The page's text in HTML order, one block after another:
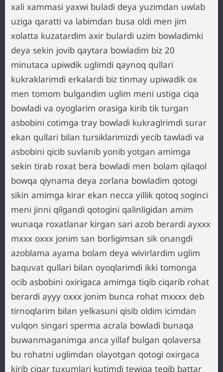
xali xammasi yaxwi buladi deya yuzimdan uwlab
uziga qaratti va labimdan busa oldi men jim
xolatta kuzatardim axir bulardi uzim bowladimki
deya sekin jovib qaytara bowladim biz 20
minutaca upiwdik uglimdi qaynoq qullari
kukraklarimdi erkalardi biz tinmay upiwadik ox
men tomom bulgandim uglim meni ustiga ciqa
bowladi va oyoglarim orasiga kirib tik turgan
asbobini cotimga tray bowladi kukraglrimdi surar
ekan qullari bilan tursiklarimizdi yecib tawladi va
asbobini qicib suvlanib yonib yotgan amimga
sekin tirab roxat bera bowladi men bolam qilaqol
bowqa qiynama deya zorlana bowladim qotogi
sikin amimga kirar ekan necca yillik qotoq soginci
meni jinni qilgandi qotogini qalinligidan amim
wunaqa roxatlanar kirgan sari azob berardi ayxxx
mxxx oxxx jonim san borligimsan sik onangdi
azoblama ayama bolam deya wivirlardim uglim
baquvat qullari bilan oyoqlarimdi ikki tomonga
ocib asbobini oxirigaca amimga tiqib ciqarib rohat
berardi ayyy oxxx jonim bunca rohat mxxxx deb
tirnoqlarim bilan yelkasuni qisib oldim icimdan
vulqon singari sperma acrala bowladi bunaqa
buwanmaganimga anca yillaf bulgan qolaversa
bu rohatni uglimdan olayotgan qotogi oxirgaca
kirib ciqar tuxumlari kutimdi tewiga tegib battar